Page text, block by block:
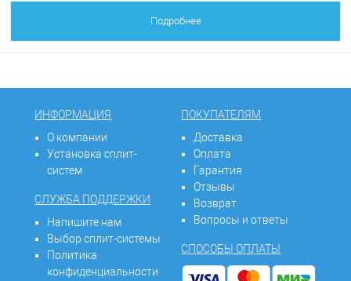
Подробнее
ИНФОРМАЦИЯ
О компании
Установка сплит-
систем
СЛУЖБА ПОДДЕРЖКИ
Напишите нам
Выбор сплит-системы
Политика
конфиденциальности
ПОКУПАТЕЛЯМ
Доставка
Оплата
Гарантия
Отзывы
Возврат
Вопросы и ответы
СПОСОБЫ ОПЛАТЫ